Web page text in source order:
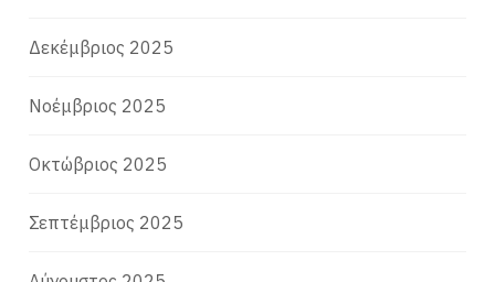
Δεκέμβριος 2025
Νοέμβριος 2025
Οκτώβριος 2025
Σεπτέμβριος 2025